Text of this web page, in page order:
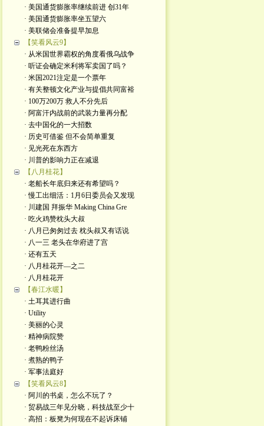
· 美国通货膨胀率继续前进 创31年
· 美国通货膨胀率坐五望六
· 美联储会准备提早加息
【笑看风云9】
· 从米国世界霸权的角度看俄乌战争
· 听证会确定米利将军卖国了吗？
· 米国2021注定是一个票年
· 有关整顿文化产业与提倡共同富裕
· 100万200万 救人不分先后
· 阿富汗内战前的武装力量再分配
· 去中国化的一大招数
· 历史可借鉴 但不会简单重复
· 见光死在东西方
· 川普的影响力正在减退
【八月桂花】
· 老船长年底归来还有希望吗？
· 慢工出细活：1月6日委员会又发现
· 川建国 拜振华 Making China Gre
· 吃火鸡赞枕头大叔
· 八月已匆匆过去 枕头叔又有话说
· 八一三 老头在华府进了宫
· 还有五天
· 八月桂花开—之二
· 八月桂花开
【春江水暖】
· 土耳其进行曲
· Utility
· 美丽的心灵
· 精神病院赞
· 老鸭粉丝汤
· 煮熟的鸭子
· 军事法庭好
【笑看风云8】
· 阿川的书桌，怎么不玩了？
· 贸易战三年见分晓，科技战至少十
· 高招：板凳为何现在不起诉床铺